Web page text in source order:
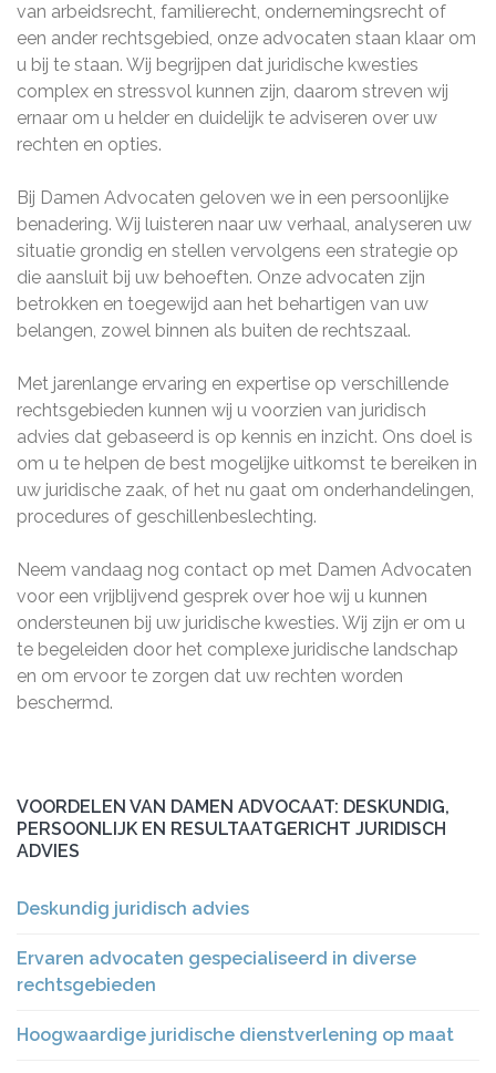
van arbeidsrecht, familierecht, ondernemingsrecht of
een ander rechtsgebied, onze advocaten staan klaar om
u bij te staan. Wij begrijpen dat juridische kwesties
complex en stressvol kunnen zijn, daarom streven wij
ernaar om u helder en duidelijk te adviseren over uw
rechten en opties.
Bij Damen Advocaten geloven we in een persoonlijke
benadering. Wij luisteren naar uw verhaal, analyseren uw
situatie grondig en stellen vervolgens een strategie op
die aansluit bij uw behoeften. Onze advocaten zijn
betrokken en toegewijd aan het behartigen van uw
belangen, zowel binnen als buiten de rechtszaal.
Met jarenlange ervaring en expertise op verschillende
rechtsgebieden kunnen wij u voorzien van juridisch
advies dat gebaseerd is op kennis en inzicht. Ons doel is
om u te helpen de best mogelijke uitkomst te bereiken in
uw juridische zaak, of het nu gaat om onderhandelingen,
procedures of geschillenbeslechting.
Neem vandaag nog contact op met Damen Advocaten
voor een vrijblijvend gesprek over hoe wij u kunnen
ondersteunen bij uw juridische kwesties. Wij zijn er om u
te begeleiden door het complexe juridische landschap
en om ervoor te zorgen dat uw rechten worden
beschermd.
VOORDELEN VAN DAMEN ADVOCAAT: DESKUNDIG,
PERSOONLIJK EN RESULTAATGERICHT JURIDISCH
ADVIES
Deskundig juridisch advies
Ervaren advocaten gespecialiseerd in diverse
rechtsgebieden
Hoogwaardige juridische dienstverlening op maat